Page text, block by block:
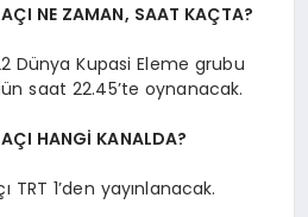
NE ZAMAN, SAAT KAÇTA?
Dünya Kupasi Eleme grubu
saat 22.45’te oynanacak.
HANGİ KANALDA?
1’den yayınlanacak.